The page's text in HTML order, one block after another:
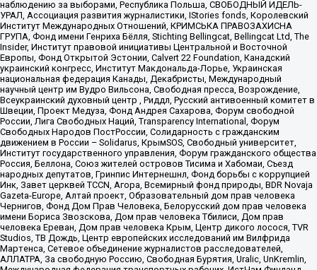
наблюдению за выборами, Республика Польша, СВОБОДНЫЙ ИДЕЛЬ-
УРАЛ, Ассоциация развития журналистики, IStories fonds, Королевский
Институт Международных Отношений, КРИМСЬКА ПРАВОЗАХИСНА
ГРУПА, Фонд имени Генриха Бёлля, Stichting Bellingcat, Bellingcat Ltd, The
Insider, Институт правовой инициативы Центральной и Восточной
Европы, Фонд Открытой Эстонии, Calvert 22 Foundation, Канадский
украинский конгресс, Институт Макдональда-Лорье, Украинская
национальная федерация Канады, Декабристы, Международный
научный центр им Вудро Вильсона, Свободная пресса, Возрождение,
Всеукраинский духовный центр , Риддл, Русский антивоенный комитет в
Швеции, Проект Медуза, Фонд Андрея Сахарова, Форум свободной
России, Лига Свободных Наций, Transparеncy International, Форум
Свободных Народов ПостРоссии, Солидарность с гражданским
движением в России – Solidarus, КрымSOS, Свободный университет,
Институт государственного управления, Форум гражданского общества
Россия, Беллона, Союз жителей островов Тисима и Хабомаи, Съезд
народных депутатов, Гринпис Интернешнл, Фонд борьбы с коррупцией
Инк, Завет церквей TCCN, Агора, Всемирный фонд природы, BDR Novaja
Gazeta-Europe, Алтай проект, Образовательный дом прав человека
Чернигов, Фонд Дом Прав Человека, Белорусский дом прав человека
имени Бориса Звозскова, Дом прав человека Тбилиси, Дом прав
человека Ереван, Дом прав человека Крым, Центр дикого лосося, TVR
Studios, ТВ Дождь, Центр европейских исследований им Вилфрида
Мартенса, Сетевое объединение журналистов расследователей,
АЛЛАТРА, За свободную Россию, Свободная Бурятия, Uralic, UnKremlin,